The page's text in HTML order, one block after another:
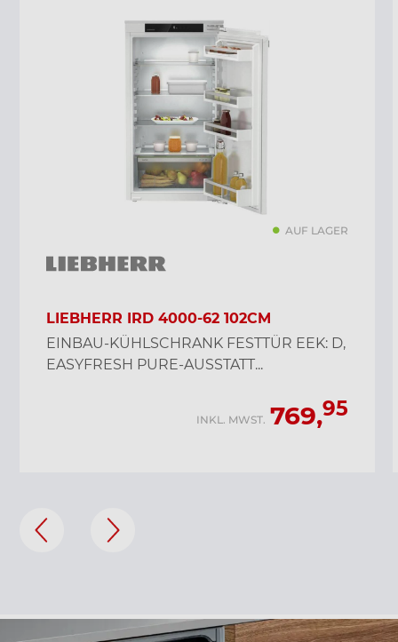
AUF LAGER
LIEBHERR IRD 4000-62 102CM
EINBAU-KÜHLSCHRANK FESTTÜR EEK: D,
EASYFRESH PURE-AUSSTATT...
INKL. MWST. 769,95